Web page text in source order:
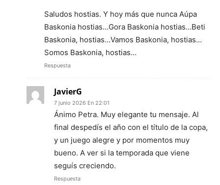
Saludos hostias. Y hoy más que nunca Aúpa
Baskonia hostias…Gora Baskonia hostias…Beti
Baskonia, hostias…Vamos Baskonia, hostias…
Somos Baskonia, hostias…
Respuesta
JavierG
7 junio 2026 En 22:01
Ánimo Petra. Muy elegante tu mensaje. Al
final despedís el año con el título de la copa,
y un juego alegre y por momentos muy
bueno. A ver si la temporada que viene
seguís creciendo.
Respuesta